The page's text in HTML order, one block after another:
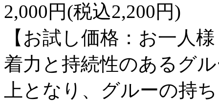
2,000円(税込2,200円)
【お試し価格：お一人
着力と持続性のあるグ
上となり、グルーの持